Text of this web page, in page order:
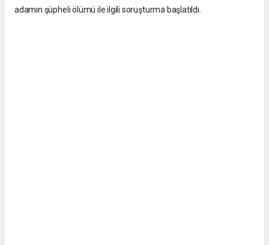
adamın şüpheli ölümü ile ilgili soruşturma başlatıldı.